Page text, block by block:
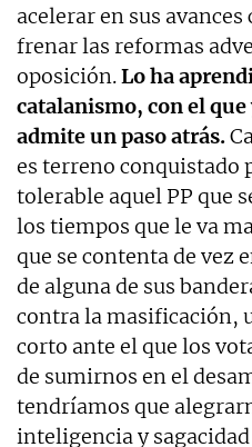
acelerar en sus
frenar las reformas
oposición.Lo ha
catalanismo, con el
admite un paso atrás.
es terreno conquistado
tolerable aquel PP que
los tiempos que le va
que se contenta de vez
de alguna de sus
contra la masificación,
corto ante el que los
de sumirnos en el
tendríamos que
inteligencia y